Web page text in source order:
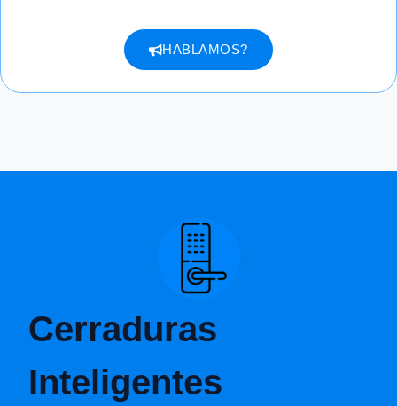
HABLAMOS?
Cerraduras
Inteligentes